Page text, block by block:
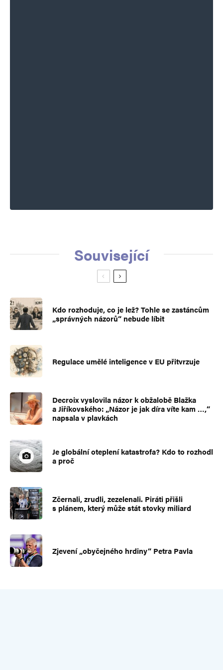
Související
Kdo rozhoduje, co je lež? Tohle se zastáncům
„správných názorů“ nebude líbit
Regulace umělé inteligence v EU přitvrzuje
Decroix vyslovila názor k obžalobě Blažka
a Jiříkovského: „Názor je jak díra víte kam …,“
napsala v plavkách
Je globální oteplení katastrofa? Kdo to rozhodl
a proč
Zčernali, zrudli, zezelenali. Piráti přišli
s plánem, který může stát stovky miliard
Zjevení „obyčejného hrdiny“ Petra Pavla